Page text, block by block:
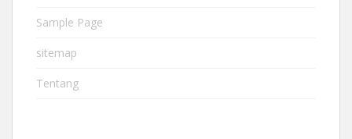
Sample Page
sitemap
Tentang